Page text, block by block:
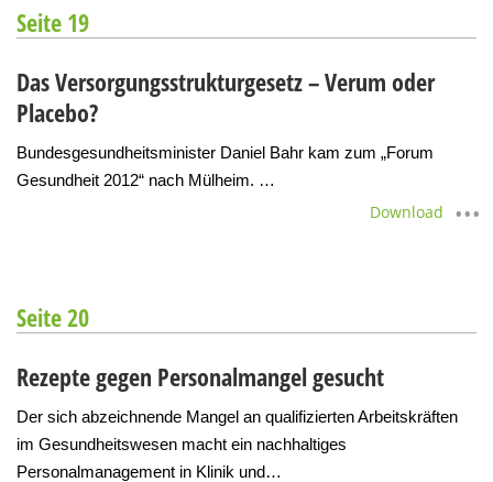
Seite 19
Das Versorgungsstrukturgesetz – Verum oder
Placebo?
Bundesgesundheitsminister Daniel Bahr kam zum „Forum
Gesundheit 2012“ nach Mülheim. …
Download
Seite 20
Rezepte gegen Personalmangel gesucht
Der sich abzeichnende Mangel an qualifizierten Arbeitskräften
im Gesundheitswesen macht ein nachhaltiges
Personalmanagement in Klinik und…